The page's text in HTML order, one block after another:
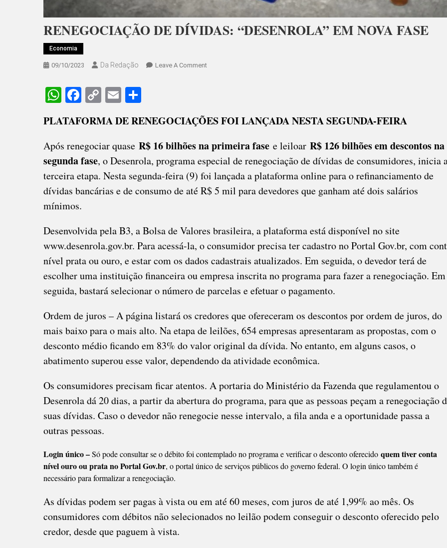
RENEGOCIAÇÃO DE DÍVIDAS: “DESENROLA” EM NOVA FASE
Economia
09/10/2023 Da Redação Leave A CommentOn
EM
FASE
WhatsApp
Facebook
CopyEmail
PLATAFORMA DE RENEGOCIAÇÕES FOI LANÇADA NESTA SEGUNDA-FEIRA
Após renegociar quase R$ 16 bilhões na primeira fase e leiloar R$ 126 bilhões em descontos na
segunda fase, o Desenrola, programa especial de renegociação de dívidas de consumidores, inicia
terceira etapa. Nesta segunda-feira (9) foi lançada a plataforma online para o refinanciamento de
dívidas bancárias e de consumo de até R$ 5 mil para devedores que ganham até dois salários
mínimos.
Desenvolvida pela B3, a Bolsa de Valores brasileira, a plataforma está disponível no site
www.desenrola.gov.br. Para acessá-la, o consumidor precisa ter cadastro no Portal Gov.br, com
nível prata ou ouro, e estar com os dados cadastrais atualizados. Em seguida, o devedor terá de
escolher uma instituição financeira ou empresa inscrita no programa para fazer a renegociação. Em
seguida, bastará selecionar o número de parcelas e efetuar o pagamento.
Ordem de juros – A página listará os credores que ofereceram os descontos por ordem de juros, do
mais baixo para o mais alto. Na etapa de leilões, 654 empresas apresentaram as propostas, com o
desconto médio ficando em 83% do valor original da dívida. No entanto, em alguns casos, o
abatimento superou esse valor, dependendo da atividade econômica.
Os consumidores precisam ficar atentos. A portaria do Ministério da Fazenda que regulamentou o
Desenrola dá 20 dias, a partir da abertura do programa, para que as pessoas peçam a renegociação
suas dívidas. Caso o devedor não renegocie nesse intervalo, a fila anda e a oportunidade passa a
outras pessoas.
Login único –Só pode consultar se o débito foi contemplado no programa e verificar o desconto oferecido quem tiver conta
nível ouro ou prata no Portal Gov.br, o portal único de serviços públicos do governo federal. O login único também é
necessário para formalizar a renegociação.
As dívidas podem ser pagas à vista ou em até 60 meses, com juros de até 1,99% ao mês. Os
consumidores com débitos não selecionados no leilão podem conseguir o desconto oferecido pelo
credor, desde que paguem à vista.